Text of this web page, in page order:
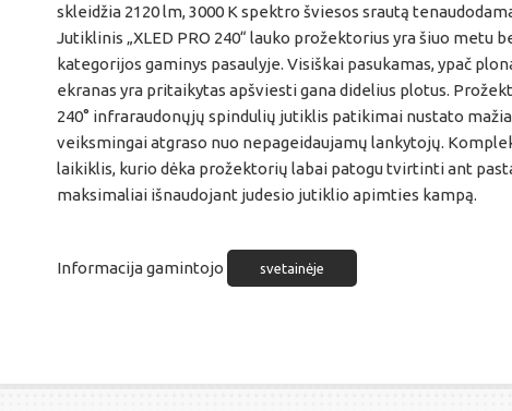
skleidžia 2120 lm, 3000 K spektro šviesos srautą
Jutiklinis „XLED PRO 240“ lauko prožektorius yra šiuo metu
kategorijos gaminys pasaulyje. Visiškai pasukamas, ypač
ekranas yra pritaikytas apšviesti gana didelius plotus.
240° infraraudonųjų spindulių jutiklis patikimai nustato
veiksmingai atgraso nuo nepageidaujamų lankytojų.
laikiklis, kurio dėka prožektorių labai patogu tvirtinti ant
maksimaliai išnaudojant judesio jutiklio apimties kampą.
Informacija gamintojo svetainėje